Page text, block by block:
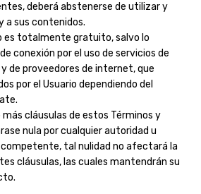
deberá abstenerse de utilizar y
a sus contenidos.
es totalmente gratuito, salvo lo
conexión por el uso de servicios de
de proveedores de internet, que
por el Usuario dependiendo del
más cláusulas de estos Términos y
nula por cualquier autoridad u
tal nulidad no afectará la
cláusulas, las cuales mantendrán su